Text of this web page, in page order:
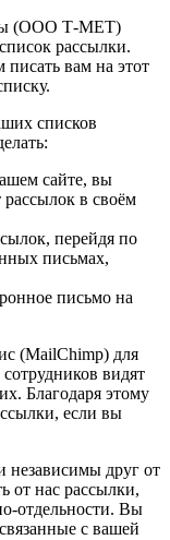
мы (ООО Т-МЕТ)
рассылки.
вам на этот
списков
сайте, вы
рассылок в своём
перейдя по
письмах,
письмо на
(MailChimp) для
видят
Благодаря этому
если вы
независимы друг от
от нас рассылки,
отдельности. Вы
с вашей